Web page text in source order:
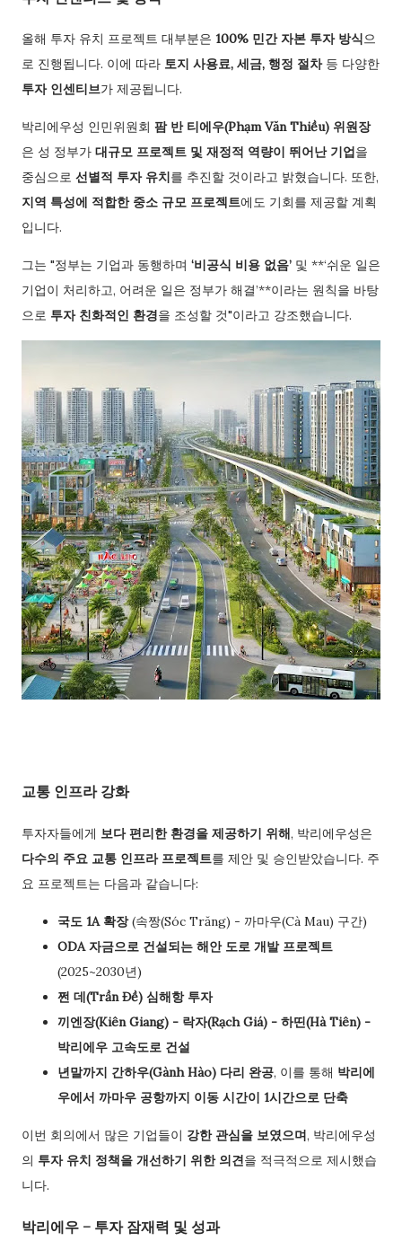
올해 투자 유치 프로젝트 대부분은 100% 민간 자본 투자 방식으
로 진행됩니다. 이에 따라 토지 사용료, 세금, 행정 절차등 다양한
투자 인센티브가 제공됩니다.
박리에우성 인민위원회 팜 반 티에우(Phạm Văn Thiều) 위원장
은 성 정부가 대규모 프로젝트 및 재정적 역량이 뛰어난 기업을
중심으로 선별적 투자 유치를 추진할 것이라고 밝혔습니다. 또한,
지역 특성에 적합한 중소 규모 프로젝트에도 기회를 제공할 계획
입니다.
그는 "정부는 기업과 동행하며 ‘비공식 비용 없음’ 및 **‘쉬운 일은
기업이 처리하고, 어려운 일은 정부가 해결’**이라는 원칙을 바탕
으로 투자 친화적인 환경을 조성할 것"이라고 강조했습니다.
교통 인프라 강화
투자자들에게 보다 편리한 환경을 제공하기 위해, 박리에우성은
다수의 주요 교통 인프라 프로젝트를 제안 및 승인받았습니다. 주
요 프로젝트는 다음과 같습니다:
국도 1A 확장(속짱(Sóc Trăng) - 까마우(Cà Mau) 구간)
ODA 자금으로 건설되는 해안 도로 개발 프로젝트
(2025~2030년)
쩐 데(Trần Đề) 심해항 투자
끼엔장(Kiên Giang) - 락자(Rạch Giá) - 하띤(Hà Tiên) -
박리에우 고속도로 건설
년말까지 간하우(Gành Hào) 다리 완공, 이를 통해 박리에
우에서 까마우 공항까지 이동 시간이 1시간으로 단축
이번 회의에서 많은 기업들이 강한 관심을 보였으며, 박리에우성
의 투자 유치 정책을 개선하기 위한 의견을 적극적으로 제시했습
니다.
박리에우 – 투자 잠재력 및 성과